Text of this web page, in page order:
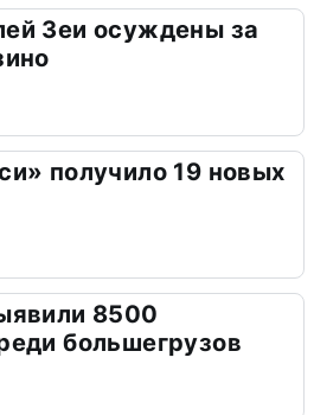
Зеи осуждены за
получило 19 новых
8500
большегрузов